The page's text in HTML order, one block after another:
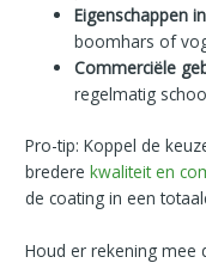
Eigenschappen
boomhars of
Commerciële
regelmatig
Pro-tip: Koppel de
brederekwaliteit en
de coating in een
Houd er rekening mee